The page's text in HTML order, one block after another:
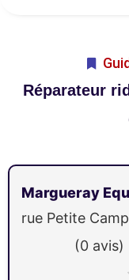
Réparateur
Margueray
rue Petite
(0 avis)